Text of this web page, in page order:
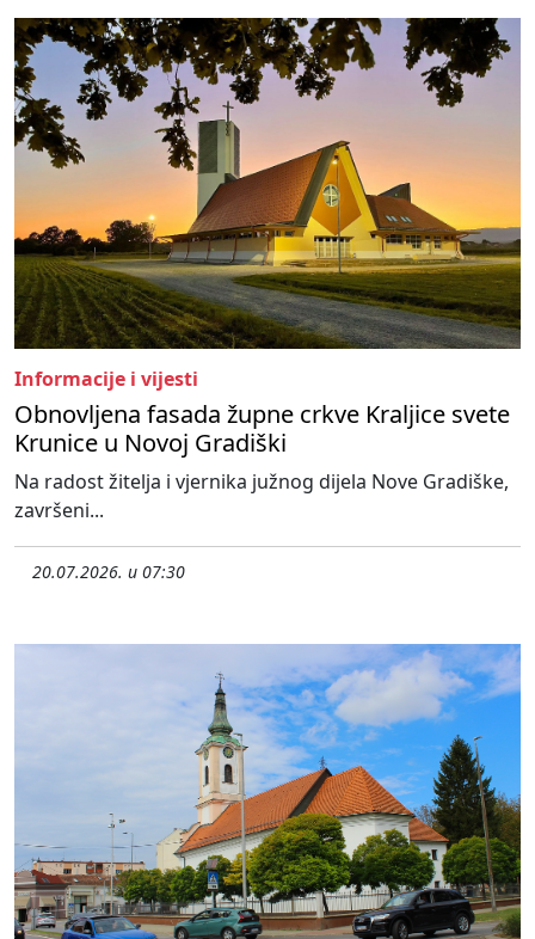
Informacije i vijesti
Obnovljena fasada župne crkve Kraljice svete
Krunice u Novoj Gradiški
Na radost žitelja i vjernika južnog dijela Nove Gradiške,
završeni...
20.07.2026. u 07:30